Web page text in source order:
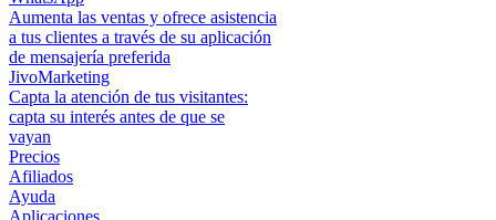
Aumenta las ventas y ofrece asistencia
a tus clientes a través de su aplicación
de mensajería preferida
JivoMarketing
Capta la atención de tus visitantes:
capta su interés antes de que se
vayan
Precios
Afiliados
Ayuda
Aplicaciones